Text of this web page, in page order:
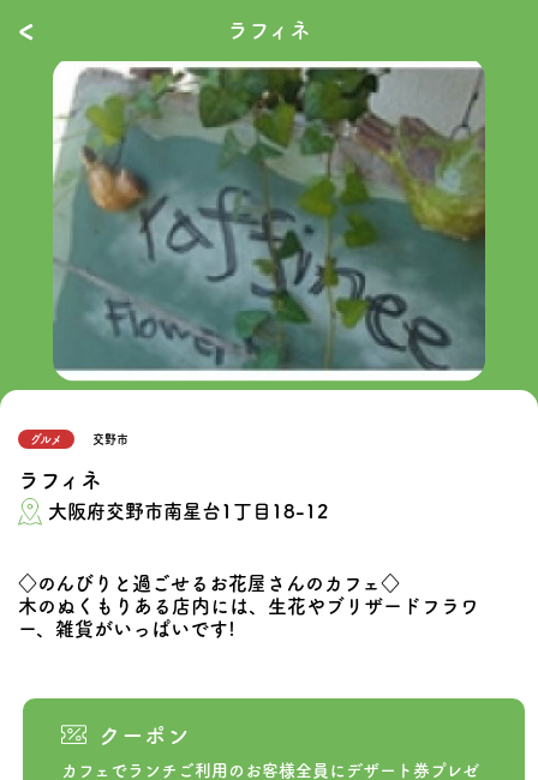
ラフィネ
‹
グルメ 交野市
ラフィネ
大阪府交野市南星台1丁目18-12
◇のんびりと過ごせるお花屋さんのカフェ◇
木のぬくもりある店内には、生花やブリザードフラワ
ー、雑貨がいっぱいです!
クーポン
カフェでランチご利用のお客様全員にデザート券プレゼ